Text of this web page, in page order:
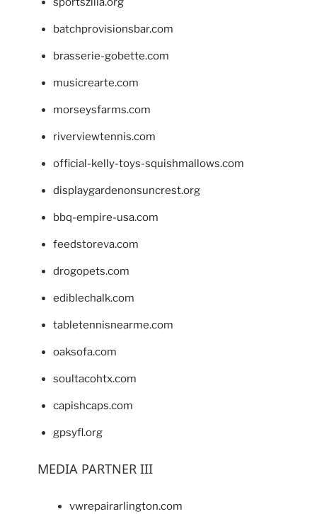
batchprovisionsbar.com
brasserie-gobette.com
musicrearte.com
morseysfarms.com
riverviewtennis.com
official-kelly-toys-squishmallows.com
displaygardenonsuncrest.org
bbq-empire-usa.com
feedstoreva.com
drogopets.com
ediblechalk.com
tabletennisnearme.com
oaksofa.com
soultacohtx.com
capishcaps.com
gpsyfl.org
MEDIA PARTNER III
vwrepairarlington.com